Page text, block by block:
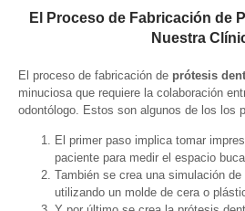
El Proceso de Fabricación de
Nuestra
El proceso de fabricación de prótesis
minuciosa que requiere la colaboración
odontólogo. Estos son algunos de los los
El primer paso implica tomar
paciente para medir el espacio
También se crea una simulación
utilizando un molde de cera o